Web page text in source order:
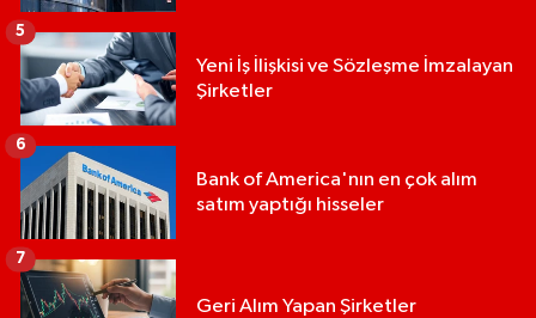
Yeni İş İlişkisi ve Sözleşme İmzalayan
Şirketler
5
Bank of America'nın en çok alım
satım yaptığı hisseler
6
Geri Alım Yapan Şirketler
7